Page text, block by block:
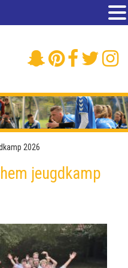
2026
jeugdkamp